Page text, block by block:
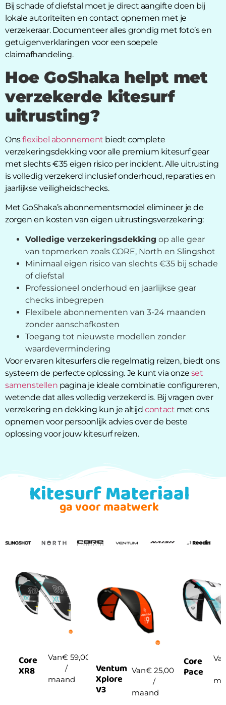
Bij schade of diefstal moet je direct aangifte doen bij
lokale autoriteiten en contact opnemen met je
verzekeraar. Documenteer alles grondig met foto’s en
getuigenverklaringen voor een soepele
claimafhandeling.
Hoe GoShaka helpt met
verzekerde kitesurf
uitrusting?
Onsflexibel abonnement biedt complete
verzekeringsdekking voor alle premium kitesurf gear
met slechts €35 eigen risico per incident. Alle uitrusting
is volledig verzekerd inclusief onderhoud, reparaties en
jaarlijkse veiligheidschecks.
Met GoShaka’s abonnementsmodel elimineer je de
zorgen en kosten van eigen uitrustingsverzekering:
Volledige verzekeringsdekking op alle gear
van topmerken zoals CORE, North en Slingshot
Minimaal eigen risico van slechts €35 bij schade
of diefstal
Professioneel onderhoud en jaarlijkse gear
checks inbegrepen
Flexibele abonnementen van 3-24 maanden
zonder aanschafkosten
Toegang tot nieuwste modellen zonder
waardevermindering
Voor ervaren kitesurfers die regelmatig reizen, biedt ons
systeem de perfecte oplossing. Je kunt via onze set
samenstellen pagina je ideale combinatie configureren,
wetende dat alles volledig verzekerd is. Bij vragen over
verzekering en dekking kun je altijdcontact met ons
opnemen voor persoonlijk advies over de beste
oplossing voor jouw kitesurf reizen.
Kitesurf Materiaal
ga voor maatwerk
Core
XR8
Van€ 59,00
/
maand
Ventum
Xplore
V3
Van€25,00
/
maand
Core
Pace